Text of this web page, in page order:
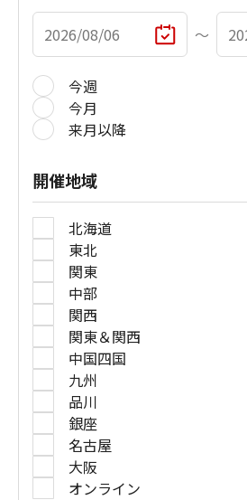
〜
今週
今月
来月以降
開催地域
北海道
東北
関東
中部
関西
関東＆関西
中国四国
九州
品川
銀座
名古屋
大阪
オンライン